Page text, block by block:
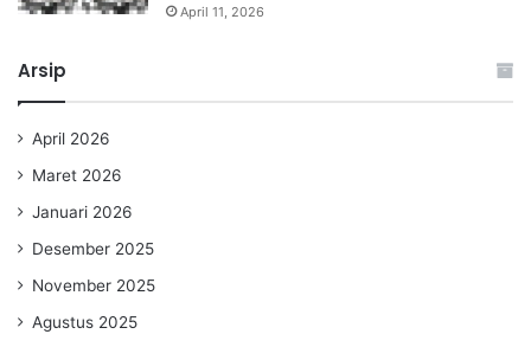
April 11, 2026
Arsip
April 2026
Maret 2026
Januari 2026
Desember 2025
November 2025
Agustus 2025